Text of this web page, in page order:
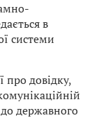
в
системи
довідку,
до державного